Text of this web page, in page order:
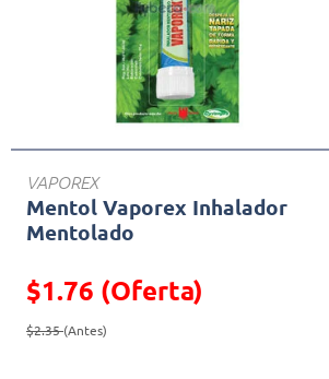
VAPOREX
Mentol Vaporex Inhalador
Mentolado
$1.76 (Oferta)
Precio reducido de
$2.35(Antes)